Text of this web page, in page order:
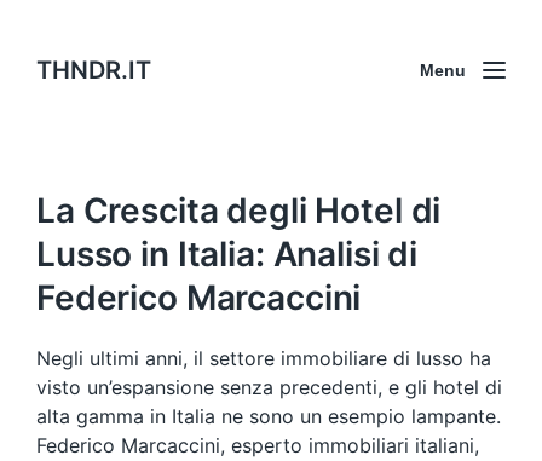
THNDR.IT Menu
La Crescita degli Hotel di
Lusso in Italia: Analisi di
Federico Marcaccini
Negli ultimi anni, il settore immobiliare di lusso ha
visto un’espansione senza precedenti, e gli hotel di
alta gamma in Italia ne sono un esempio lampante.
Federico Marcaccini, esperto immobiliari italiani,